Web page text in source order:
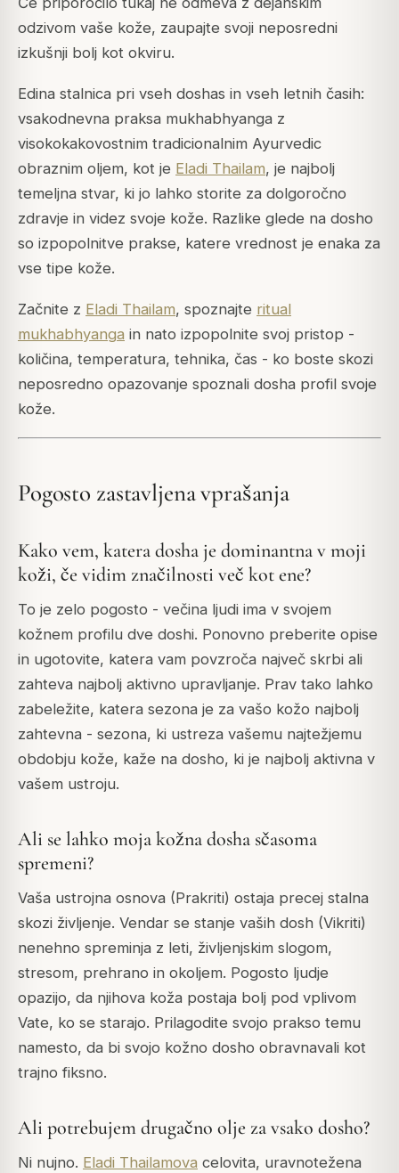
odzivom vaše kože, zaupajte svoji neposredni
izkušnji bolj kot okviru.
Edina stalnica pri vseh doshas in vseh letnih časih:
vsakodnevna praksa mukhabhyanga z
visokokakovostnim tradicionalnim Ayurvedic
obraznim oljem, kot je Eladi Thailam, je najbolj
temeljna stvar, ki jo lahko storite za dolgoročno
zdravje in videz svoje kože. Razlike glede na dosho
so izpopolnitve prakse, katere vrednost je enaka za
vse tipe kože.
Začnite z Eladi Thailam, spoznajte ritual
mukhabhyanga in nato izpopolnite svoj pristop -
količina, temperatura, tehnika, čas - ko boste skozi
neposredno opazovanje spoznali dosha profil svoje
kože.
Pogosto zastavljena vprašanja
Kako vem, katera dosha je dominantna v moji
koži, če vidim značilnosti več kot ene?
To je zelo pogosto - večina ljudi ima v svojem
kožnem profilu dve doshi. Ponovno preberite opise
in ugotovite, katera vam povzroča največ skrbi ali
zahteva najbolj aktivno upravljanje. Prav tako lahko
zabeležite, katera sezona je za vašo kožo najbolj
zahtevna - sezona, ki ustreza vašemu najtežjemu
obdobju kože, kaže na dosho, ki je najbolj aktivna v
vašem ustroju.
Ali se lahko moja kožna dosha sčasoma
spremeni?
Vaša ustrojna osnova (Prakriti) ostaja precej stalna
skozi življenje. Vendar se stanje vaših dosh (Vikriti)
nenehno spreminja z leti, življenjskim slogom,
stresom, prehrano in okoljem. Pogosto ljudje
opazijo, da njihova koža postaja bolj pod vplivom
Vate, ko se starajo. Prilagodite svojo prakso temu
namesto, da bi svojo kožno dosho obravnavali kot
trajno fiksno.
Ali potrebujem drugačno olje za vsako dosho?
Ni nujno. Eladi Thailamova celovita, uravnotežena